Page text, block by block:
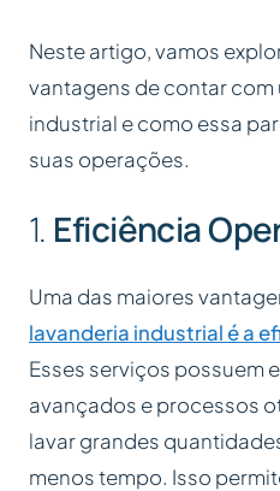
Neste artigo, vamos
vantagens de contar com
industrial e como essa
suas operações.
1. Eficiência
Uma das maiores
lavanderia industrial é a
Esses serviços possuem
avançados e processos
lavar grandes
menos tempo. Isso